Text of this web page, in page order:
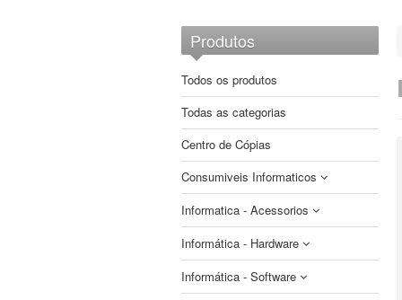
Produtos
Todos os produtos
Todas as categorias
Centro de Cópias
Consumiveis Informaticos
CDs e DVDs
Etiquetas
Compativeis
Fitas
Compativeis
Informatica - Acessorios
Auscultadores
Cabos e Adaptadores
Informática - Hardware
Armazenamento
Informática - Software